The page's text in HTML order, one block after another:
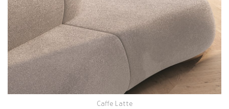
Caffe Latte